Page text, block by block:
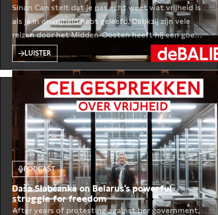
Sinan Can stelt dat je pas echt weet wat vrijheid is
als je in onvrijheid hebt geleefd. Dankzij zijn vele
reizen door het Midden-Oosten heeft hij een goed
beeld gekregen van de ontwrichtende werking van
onvrijheid. De Balie-programmamaker Mohammed
Saiah gaat met Sinan Can in gesprek over moed en
hoop op onverwachte plekken. In de week dat in
LUISTER
PODCAST
Daša Słabčanka on Belarus’s powerful
struggle for freedom
After years of protesting against her government,